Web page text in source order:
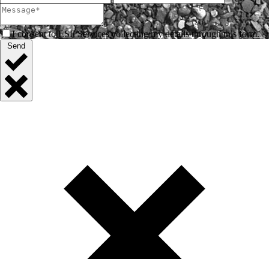
I consent to ESF Services collecting my details through this form.
Send